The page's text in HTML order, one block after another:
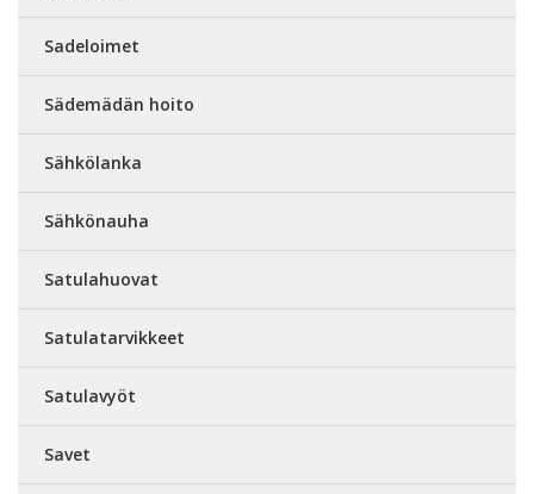
Sadeloimet
Sädemädän hoito
Sähkölanka
Sähkönauha
Satulahuovat
Satulatarvikkeet
Satulavyöt
Savet